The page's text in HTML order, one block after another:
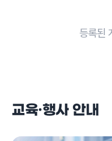
등록된
교육·행사 안내